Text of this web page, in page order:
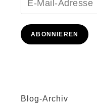
Mail-
Adresse
ABONNIEREN
Blog-Archiv